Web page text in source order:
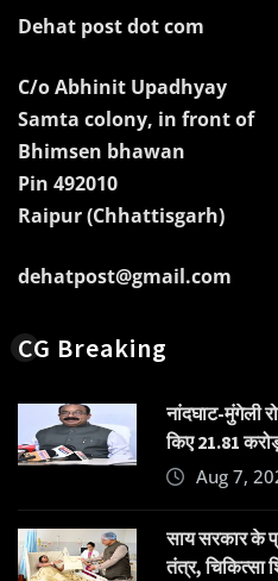
Dehat post dot com
C/o Abhinit Upadhyay
Samta colony, in front of
Bhimsen bhawan
Pin 492010
Raipur (Chhattisgarh)
dehatpost@gmail.com
CG Breaking
नांदघाट-मुंगेली
किए 21.81
Aug 7,
साय सरकार के
तंत्र, चिकित्सा